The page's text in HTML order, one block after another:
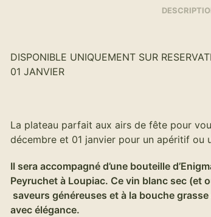
DISPONIBLE UNIQUEMENT SUR
01 JANVIER
La plateau parfait aux airs de fête pour
décembre et 01 janvier pour un apéritif ou
Il sera accompagné d’une bouteille
Peyruchet à Loupiac. Ce vin blanc sec (et
saveurs généreuses et à la bouche
avec élégance.